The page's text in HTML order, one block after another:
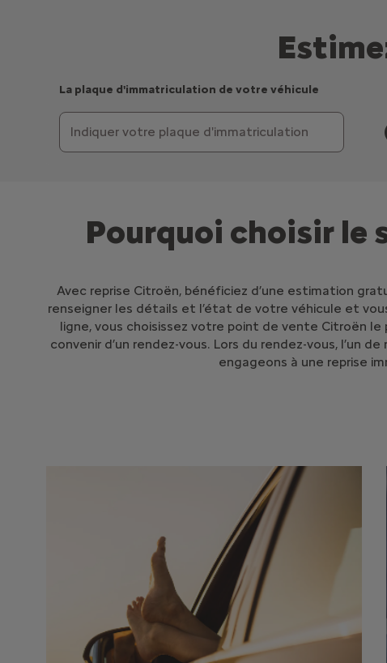
La plaque d'immatriculation de votre véhicule
Pourquoi choisir le
Avec reprise Citroën, bénéficiez d’une estimation
renseigner les détails et l’état de votre véhicule et
ligne, vous choisissez votre point de vente Citroën
convenir d’un rendez-vous. Lors du rendez-vous, l’un
engageons à une reprise